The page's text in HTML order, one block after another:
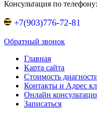
Консультация по телефону:
+7(903)776-72-81
Обратный звонок
Главная
Карта сайта
Стоимость
Контакты и Адрес
Онлайн
Записаться